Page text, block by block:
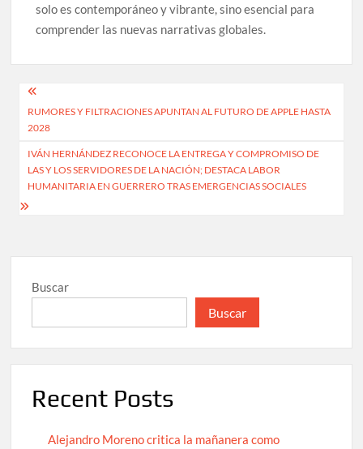
solo es contemporáneo y vibrante, sino esencial para
comprender las nuevas narrativas globales.
Navegación
de
entradas
RUMORES Y FILTRACIONES APUNTAN AL FUTURO DE APPLE HASTA
2028
IVÁN HERNÁNDEZ RECONOCE LA ENTREGA Y COMPROMISO DE
LAS Y LOS SERVIDORES DE LA NACIÓN; DESTACA LABOR
HUMANITARIA EN GUERRERO TRAS EMERGENCIAS SOCIALES
Buscar
Buscar
Recent Posts
Alejandro Moreno critica la mañanera como